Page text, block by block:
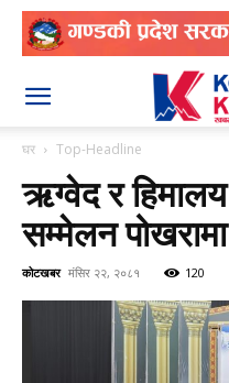
घर Top-Headline
ऋग्वेद र हिमालय
सम्मेलन
कोटखबर मंसिर २२, २०८१ 120